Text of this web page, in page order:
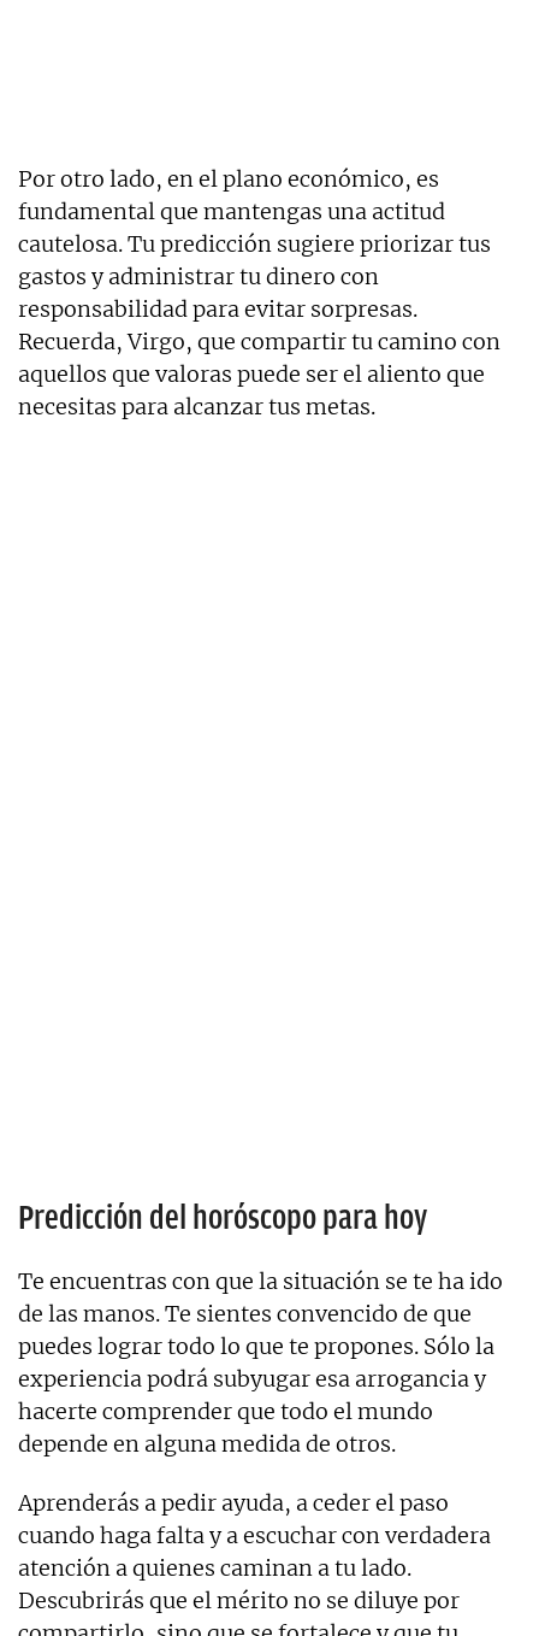
Por otro lado, en el plano económico, es
fundamental que mantengas una actitud
cautelosa. Tu predicción sugiere priorizar tus
gastos y administrar tu dinero con
responsabilidad para evitar sorpresas.
Recuerda, Virgo, que compartir tu camino con
aquellos que valoras puede ser el aliento que
necesitas para alcanzar tus metas.
Predicción del horóscopo para hoy
Te encuentras con que la situación se te ha ido
de las manos. Te sientes convencido de que
puedes lograr todo lo que te propones. Sólo la
experiencia podrá subyugar esa arrogancia y
hacerte comprender que todo el mundo
depende en alguna medida de otros.
Aprenderás a pedir ayuda, a ceder el paso
cuando haga falta y a escuchar con verdadera
atención a quienes caminan a tu lado.
Descubrirás que el mérito no se diluye por